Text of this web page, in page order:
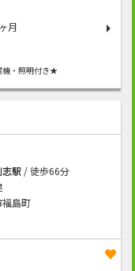
月
機・照明付き★
志駅/ 徒歩66分
島町